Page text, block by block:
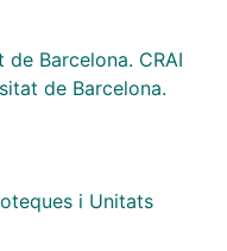
de Barcelona. CRAI
de Barcelona.
i Unitats